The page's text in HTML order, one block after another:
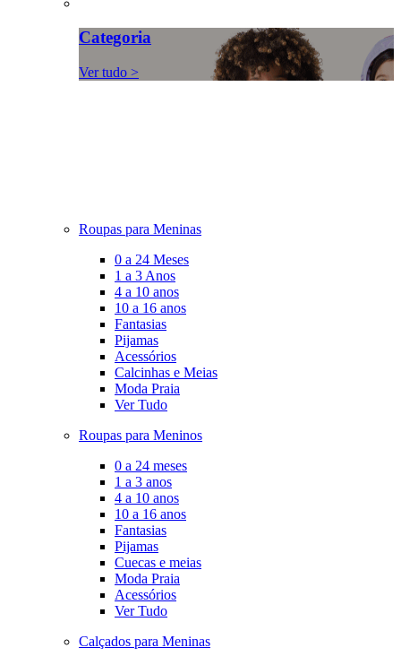
Categoria
Ver tudo >
Roupas para Meninas
0 a 24 Meses
1 a 3 Anos
4 a 10 anos
10 a 16 anos
Fantasias
Pijamas
Acessórios
Calcinhas e Meias
Moda Praia
Ver Tudo
Roupas para Meninos
0 a 24 meses
1 a 3 anos
4 a 10 anos
10 a 16 anos
Fantasias
Pijamas
Cuecas e meias
Moda Praia
Acessórios
Ver Tudo
Calçados para Meninas